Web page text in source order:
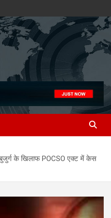
के खिलाफ POCSO एक्ट में केस